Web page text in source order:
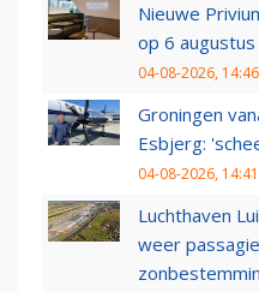
Nieuwe
op 6
04-08-2026, 14:46
Groningen
Esbjerg:
04-08-2026, 14:41
Luchthaven
weer